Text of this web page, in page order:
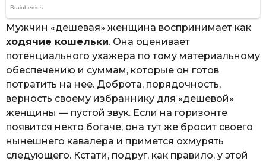
Мужчин «дешевая» женщина воспринимает как
ходячие кошельки. Она оценивает
потенциального ухажера по тому материальному
обеспечению и суммам, которые он готов
потратить на нее. Доброта, порядочность,
верность своему избраннику для «дешевой»
женщины — пустой звук. Если на горизонте
появится некто богаче, она тут же бросит своего
нынешнего кавалера и примется охмурять
следующего. Кстати, подруг, как правило, у этой